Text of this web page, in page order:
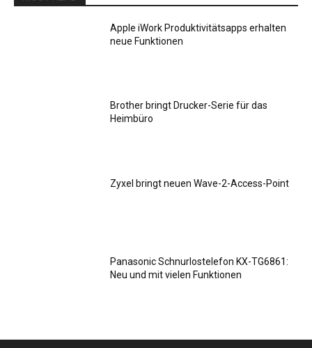
Apple iWork Produktivitätsapps erhalten
neue Funktionen
Brother bringt Drucker-Serie für das
Heimbüro
Zyxel bringt neuen Wave-2-Access-Point
Panasonic Schnurlostelefon KX-TG6861:
Neu und mit vielen Funktionen